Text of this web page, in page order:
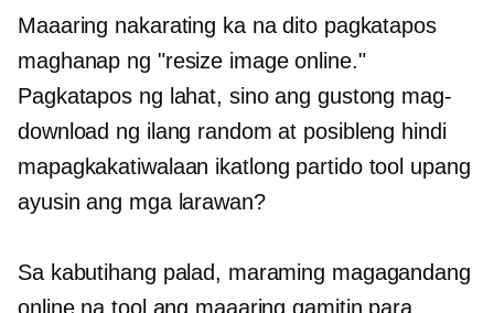
Maaaring nakarating ka na dito pagkatapos
maghanap ng "resize image online."
Pagkatapos ng lahat, sino ang gustong mag-
download ng ilang random at posibleng hindi
mapagkakatiwalaan ikatlong partidotool upang
ayusin ang mga larawan?
Sa kabutihang palad, maraming magagandang
online na tool ang maaaring gamitin para